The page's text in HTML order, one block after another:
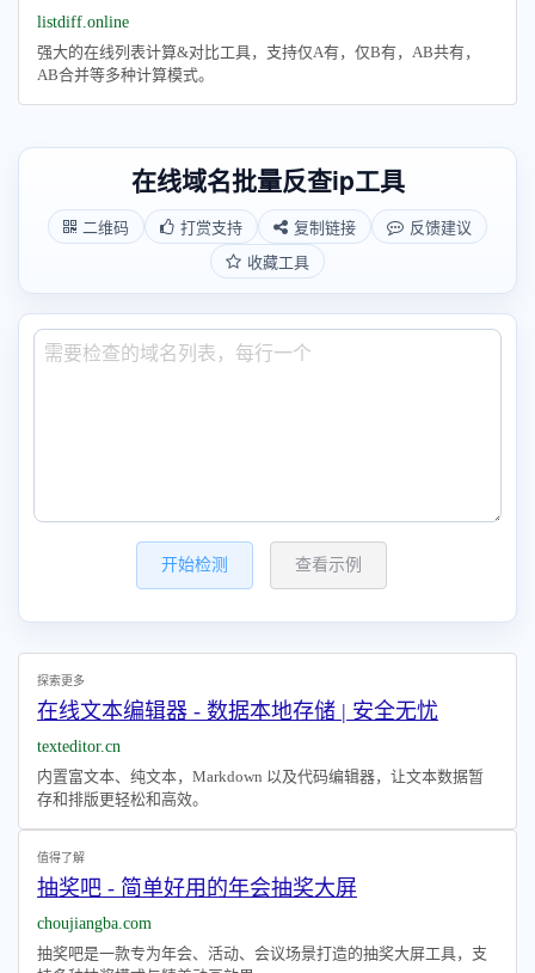
listdiff.online
强大的在线列表计算&对比工具，支持仅A有，仅B有，AB共有，
AB合并等多种计算模式。
在线域名批量反查ip工具
二维码 打赏支持 复制链接
反馈建议
收藏工具
开始检测 查看示例
探索更多
在线文本编辑器 - 数据本地存储 | 安全无忧
texteditor.cn
内置富文本、纯文本，Markdown 以及代码编辑器，让文本数据暂
存和排版更轻松和高效。
值得了解
抽奖吧 - 简单好用的年会抽奖大屏
choujiangba.com
抽奖吧是一款专为年会、活动、会议场景打造的抽奖大屏工具，支